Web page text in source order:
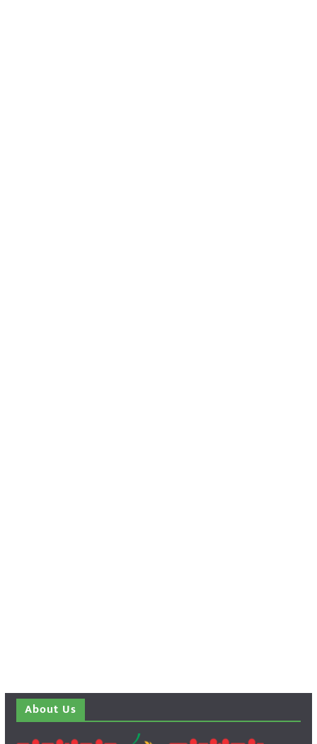
About Us